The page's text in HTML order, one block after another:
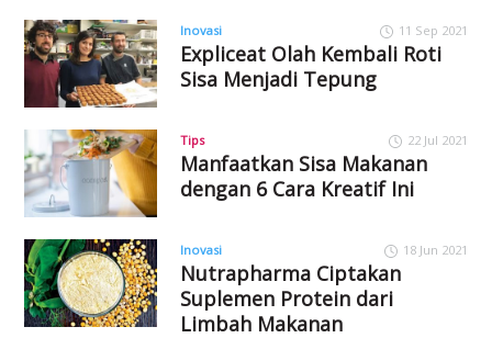
Inovasi 11 Sep 2021
Expliceat Olah Kembali Roti
Sisa Menjadi Tepung
Tips 22 Jul 2021
Manfaatkan Sisa Makanan
dengan 6 Cara Kreatif Ini
Inovasi 18 Jun 2021
Nutrapharma Ciptakan
Suplemen Protein dari
Limbah Makanan